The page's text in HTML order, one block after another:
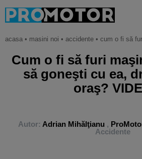
acasa • masini noi • accidente • cum o fi să furi maşina
Cum o fi să furi
să goneşti cu ea,
oraş?
Autor: Adrian Mihălţianu ,
Accidente